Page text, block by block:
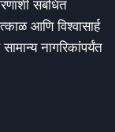
संबंधित
आणि विश्वासार्ह
नागरिकांपर्यंत